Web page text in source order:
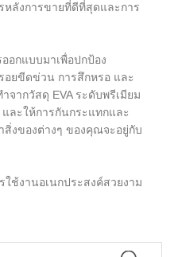
หลังการขายที่ดีที่สุดและการ
อกแบบมาเพื่อปกป้อง
อยขีดข่วน การสึกหรอ และ
จากวัสดุ EVA ระดับพรีเมียม
ละให้การกันกระแทกและ
สิ่งของต่างๆ ของคุณจะอยู่กับ
ช้งานอเนกประสงค์สวยงาม